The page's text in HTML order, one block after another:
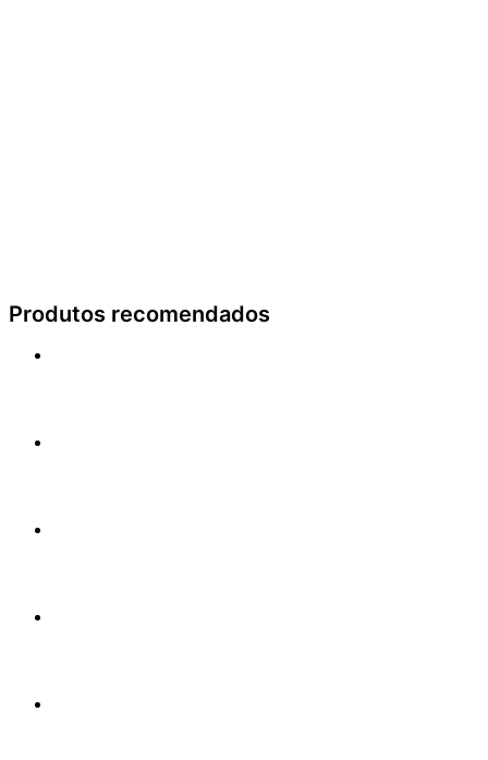
Produtos recomendados